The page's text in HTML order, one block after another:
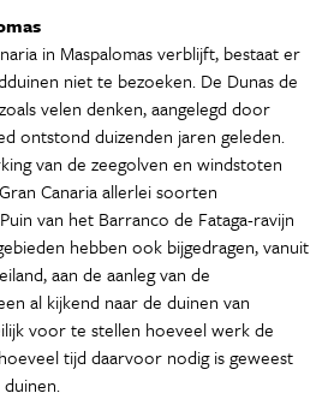
in Maspalomas verblijft, bestaat er
niet te bezoeken. De Dunas de
velen denken, aangelegd door
ontstond duizenden jaren geleden.
van de zeegolven en windstoten
Canaria allerlei soorten
van het Barranco de Fataga-ravijn
hebben ook bijgedragen, vanuit
aan de aanleg van de
al kijkend naar de duinen van
voor te stellen hoeveel werk de
tijd daarvoor nodig is geweest